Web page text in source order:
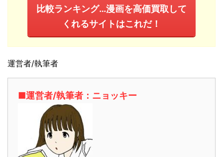
比較ランキング…漫画を高価買取して
くれるサイトはこれだ！
運営者/執筆者
■運営者/執筆者：ニョッキー